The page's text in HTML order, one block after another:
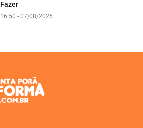
Fazer
16:50 - 07/08/2026